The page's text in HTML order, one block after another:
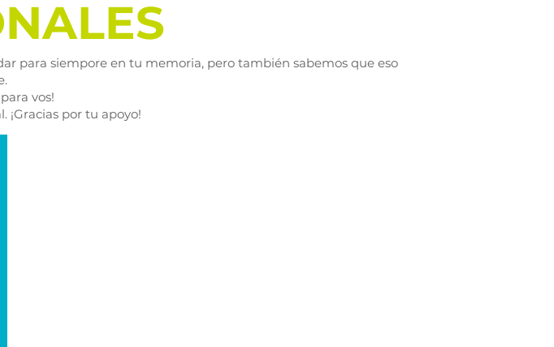
para siempore en tu memoria, pero también sabemos que eso
vos!
¡Gracias por tu apoyo!